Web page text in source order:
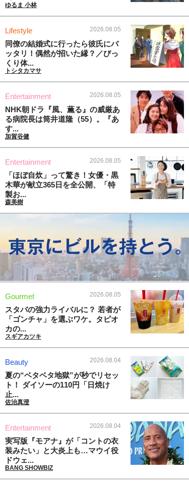
ゆるま 小林
Lifestyle 2026.08.05
同僚の結婚式に行ったら彼氏にバ
ッタリ！偶然が招いた縁？／びっ
くり体...
トシタカマサ
Entertainment 2026.08.05
NHK朝ドラ『風、薫る』の威厳あ
る病院長は筒井道隆（55）。『あ
す...
加賀谷健
Entertainment 2026.08.05
「ほぼ自炊」って驚き！女優・黒
木華が献立365日を全公開、「特
製お...
森美樹
Gourmet 2026.08.05
スタバの強力ライバルに？ 若者が
「ゴンチャ」を選ぶワケ。タピオ
カの...
スギアカツキ
Beauty 2026.08.04
夏の“ベタベタ地獄”が秒でリセッ
ト！ ダイソーの110円「日焼け
止...
佐治真澄
Entertainment 2026.08.04
実写版『モアナ』が「コントの衣
装みたい」と大炎上も…マウイ役
ドウェ...
BANG SHOWBIZ